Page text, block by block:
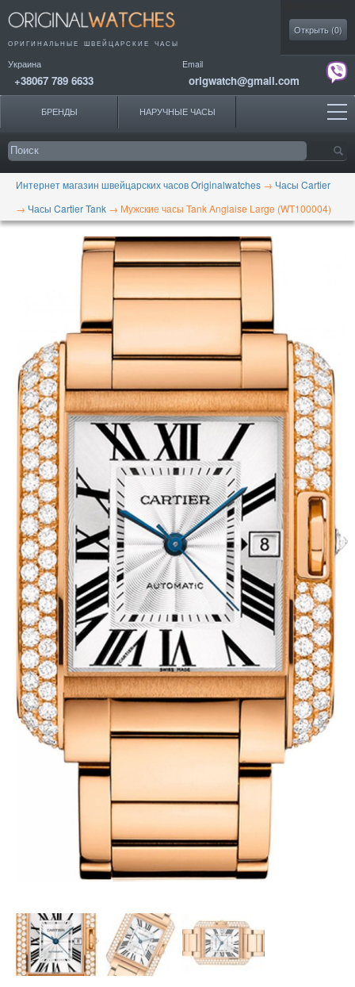
ОРИГИНАЛЬНЫЕ ШВЕЙЦАРСКИЕ ЧАСЫ
Украина
+38067 789 6633
Email
origwatch@gmail.com
Открыть (0)
БРЕНДЫ НАРУЧНЫЕ ЧАСЫ
Интернет магазин швейцарских часов Originalwatches → Часы Cartier
→ Часы Cartier Tank → Мужские часы Tank Anglaise Large (WT100004)